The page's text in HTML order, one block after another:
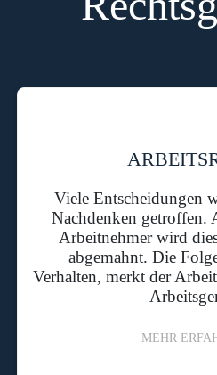
Viele Entscheidungen
Nachdenken getroffen.
Arbeitnehmer wird
abgemahnt. Die
Verhalten, merkt der
MEHR